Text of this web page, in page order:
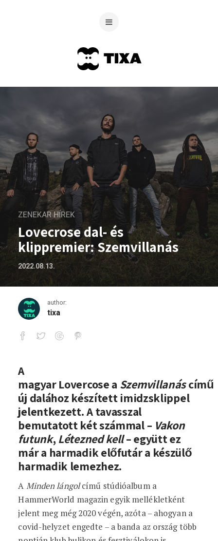
ZENEKAR HÍREK
Lovecrose dal- és
klippremier: Szemvillanás
2022.08.13.
author:
tixa
Lovecrose dal- és klippremier:
A
magyar Lovercose a Szemvillanáscímű
új dalához készített imidzsklippel
jelentkezett. A tavasszal
bemutatott két számmal – Vakon
futunk,Létezned kell– együtt ez
már a harmadik előfutár a készülő
harmadik lemezhez.
A Minden lángolcímű stúdióalbum a
HammerWorld magazin egyik mellékletként
jelent meg még 2020 végén, azóta – ahogyan a
covid-helyzet engedte – a banda az ország több